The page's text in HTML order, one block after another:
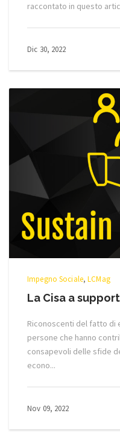
raccontato in questo
Dic 30, 2022
Impegno Sociale,LCMag
La Cisa a
Riconoscenti del fatto di
persone che hanno
consapevoli delle sfide
econo...
Nov 09, 2022